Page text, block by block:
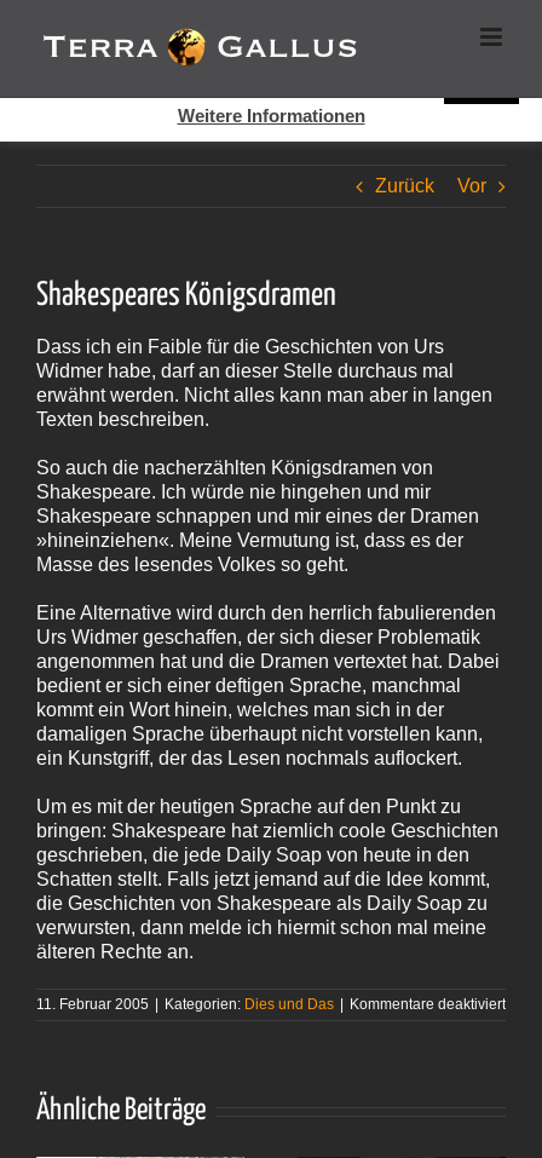
Inhalt
springen
Zurück Vor
Shakespeares Königsdramen
Dass ich ein Faible für die Geschichten von Urs
Widmer habe, darf an dieser Stelle durchaus mal
erwähnt werden. Nicht alles kann man aber in langen
Texten beschreiben.
So auch die nacherzählten Königsdramen von
Shakespeare. Ich würde nie hingehen und mir
Shakespeare schnappen und mir eines der Dramen
»hineinziehen«. Meine Vermutung ist, dass es der
Masse des lesendes Volkes so geht.
Eine Alternative wird durch den herrlich fabulierenden
Urs Widmer geschaffen, der sich dieser Problematik
angenommen hat und die Dramen vertextet hat. Dabei
bedient er sich einer deftigen Sprache, manchmal
kommt ein Wort hinein, welches man sich in der
damaligen Sprache überhaupt nicht vorstellen kann,
ein Kunstgriff, der das Lesen nochmals auflockert.
Um es mit der heutigen Sprache auf den Punkt zu
bringen: Shakespeare hat ziemlich coole Geschichten
geschrieben, die jede Daily Soap von heute in den
Schatten stellt. Falls jetzt jemand auf die Idee kommt,
die Geschichten von Shakespeare als Daily Soap zu
verwursten, dann melde ich hiermit schon mal meine
älteren Rechte an.
11. Februar 2005 | Kategorien: Dies und Das | Kommentare deaktiviertfür
Ähnliche Beiträge
Cookies helfen auf auf dieser Seite bei der Bereitstellung der
Dienste. Durch die Nutzung dieser Webseite erklären Sie sich
Weitere Informationen